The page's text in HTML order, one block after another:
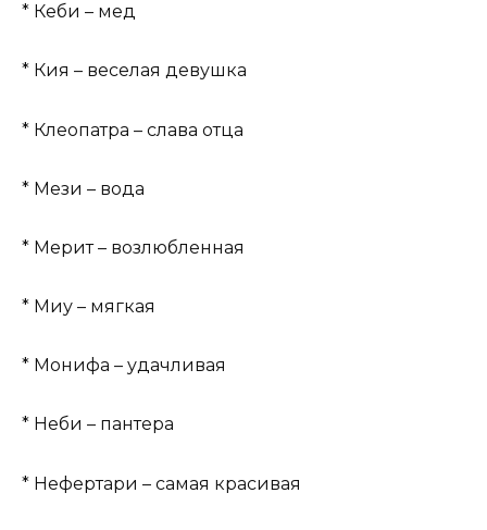
* Кеби – мед
* Кия – веселая девушка
* Клеопатра – слава отца
* Мези – вода
* Мерит – возлюбленная
* Миу – мягкая
* Монифа – удачливая
* Неби – пантера
* Нефертари – самая красивая